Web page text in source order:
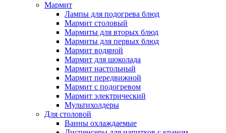
Мармит
Лампы для подогрева блюд
Мармит столовый
Мармиты для вторых блюд
Мармиты для первых блюд
Мармит водяной
Мармит для шоколада
Мармит настольный
Мармит передвижной
Мармит с подогревом
Мармит электрический
Мультихолдеры
Для столовой
Ванны охлаждаемые